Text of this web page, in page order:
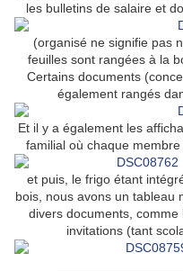
les bulletins de salaire et
(organisé ne signifie pas
feuilles sont rangées à la
Certains documents
également rangés
Et il y a également les
familial où chaque
et puis, le frigo étant
bois, nous avons un tableau
divers documents,
invitations (tant